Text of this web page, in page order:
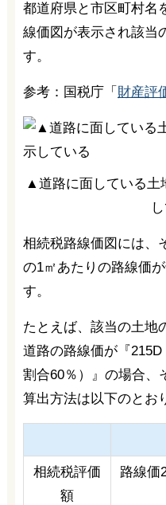
都道府県と市区町村名
線価図が表示され該当
す。
参考：国税庁「 財産評
▲道路に面している土
相続税路線価図には、
の1㎡あたりの路線価
す。
たとえば、該当の土地
道路の路線価が『
割合60％）』の場合、
算出方法は以下のとお
相続税評価
額
路線価